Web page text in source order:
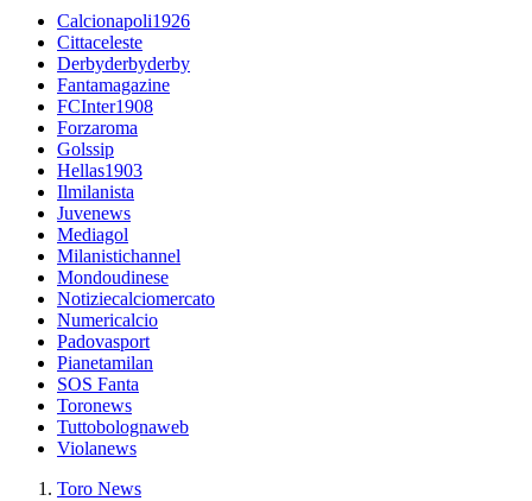
Calcionapoli1926
Cittaceleste
Derbyderbyderby
Fantamagazine
FCInter1908
Forzaroma
Golssip
Hellas1903
Ilmilanista
Juvenews
Mediagol
Milanistichannel
Mondoudinese
Notiziecalciomercato
Numericalcio
Padovasport
Pianetamilan
SOS Fanta
Toronews
Tuttobolognaweb
Violanews
Toro News